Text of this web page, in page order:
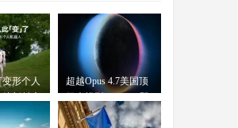
OpenAI前女CTO创业发布首款
AI模型：借鉴中
穆拉蒂凤凰网科技讯 北京时间7月
16日，据《华尔街日报》报道，
OpenAI前首席技术官米拉
形个人
超越Opus 4.7美国顶
将发